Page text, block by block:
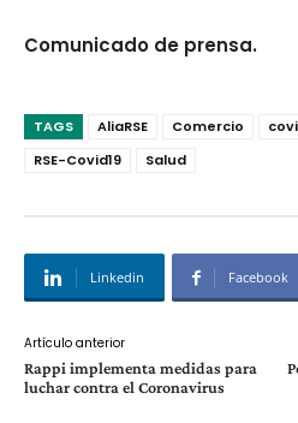
Comunicado de prensa.
TAGS AliaRSE Comercio
RSE-Covid19
Salud
Linkedin Facebook
Artículo anterior
Rappi implementa medidas para
luchar contra el Coronavirus